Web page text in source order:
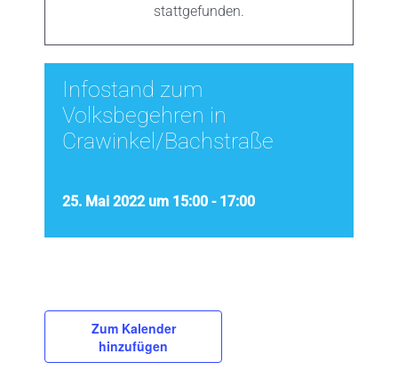
stattgefunden.
Infostand zum
Volksbegehren in
Crawinkel/Bachstraße
25. Mai 2022 um 15:00 - 17:00
Zum Kalender
hinzufügen